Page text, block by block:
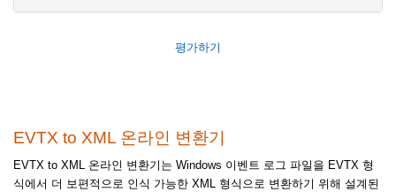
평가하기
EVTX to XML 온라인 변환기
EVTX to XML 온라인 변환기는 Windows 이벤트 로그 파일을 EVTX 형
식에서 더 보편적으로 인식 가능한 XML 형식으로 변환하기 위해 설계된